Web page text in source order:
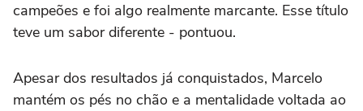
campeões e foi algo realmente marcante. Esse título
teve um sabor diferente - pontuou.
Apesar dos resultados já conquistados, Marcelo
mantém os pés no chão e a mentalidade voltada ao